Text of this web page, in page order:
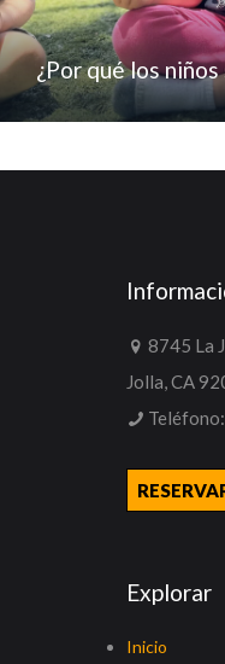
¿Por qué los
8745 La
Jolla, CA
Teléfono:
Explorar
Inicio